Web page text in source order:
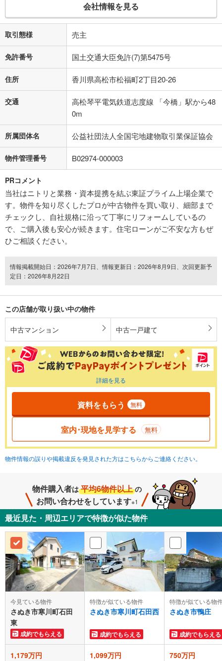
会社情報を見る
取引態様 売主
免許番号 国土交通大臣免許(7)第5475号
住所 香川県高松市松福町2丁目20-26
交通
高松琴平電気鉄道志度線 「今橋」駅から48
0m
所属団体名 公益社団法人全国宅地建物取引業保証協会
物件管理番号 B02974-000003
PRコメント
当社はニトリと業務・資本提携を結ぶ東証プライム上場企業で
す。物件を知り尽くしたプロが中古物件を買い取り、細部まで
チェックし、自社規格に沿って丁寧にリフォームしているの
で、ご購入後も安心が続きます。住宅ローンがご不安な方もぜ
ひご相談ください。
情報掲載開始日：2026年7月7日、情報更新日：2026年8月9日、次回更新予
定日：2026年8月22日
この店舗が取り扱い中の物件
中古マンション 中古一戸建て
詳細を見る
資料をもらう 無料
室内･現地を見学する 無料
物件情報の誤りや掲載違反を発見された方はこちらからご連絡ください。
物件購入者は 平均6物件以上 の
お問い合わせをしています※1
最近見た・周辺エリアで特徴が似た物件
今見ている物件
さぬき市寒川町石田
東
成約でもらえる
特徴が似ている物件
さぬき市寒川町石田西
成約でもらえる
特徴が似ている物
さぬき市鴨庄
成約でもらえる
1,179万円 1,099万円 750万円